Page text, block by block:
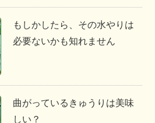
もしかしたら、その水やりは
必要ないかも知れません
曲がっているきゅうりは美味
しい？